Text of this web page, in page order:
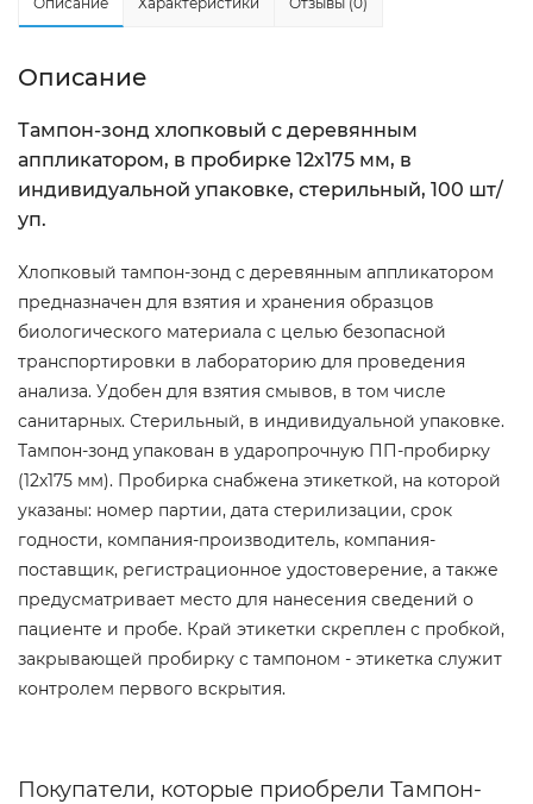
Описание
Тампон-зонд хлопковый с деревянным
аппликатором, в пробирке 12х175 мм, в
индивидуальной упаковке, стерильный, 100 шт/
уп.
Хлопковый тампон-зонд с деревянным аппликатором
предназначен для взятия и хранения образцов
биологического материала с целью безопасной
транспортировки в лабораторию для проведения
анализа. Удобен для взятия смывов, в том числе
санитарных. Стерильный, в индивидуальной упаковке.
Тампон-зонд упакован в ударопрочную ПП-пробирку
(12х175 мм). Пробирка снабжена этикеткой, на которой
указаны: номер партии, дата стерилизации, срок
годности, компания-производитель, компания-
поставщик, регистрационное удостоверение, а также
предусматривает место для нанесения сведений о
пациенте и пробе. Край этикетки скреплен с пробкой,
закрывающей пробирку с тампоном - этикетка служит
контролем первого вскрытия.
Покупатели, которые приобрели Тампон-